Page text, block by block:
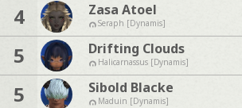
4 Zasa Atoel
Seraph [Dynamis]
5 Drifting Clouds
Halicarnassus [Dynamis]
5 Sibold Blacke
Maduin [Dynamis]